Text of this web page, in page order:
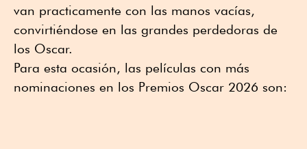
van practicamente con las manos vacías,
convirtiéndose en las grandes perdedoras de
los Oscar.
Para esta ocasión, las películas con más
nominaciones en los Premios Oscar 2026 son: